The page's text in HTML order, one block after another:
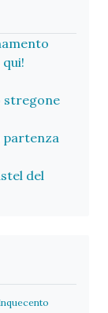
stregone
partenza
del